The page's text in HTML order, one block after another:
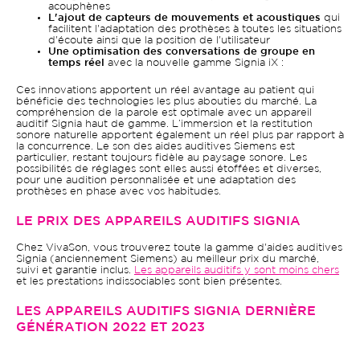
acouphènes
L'ajout de capteurs de mouvements et acoustiques qui
facilitent l'adaptation des prothèses à toutes les situations
d'écoute ainsi que la position de l'utilisateur
Une optimisation des conversations de groupe en
temps réel
avec la nouvelle gamme Signia iX :
Ces innovations apportent un réel avantage au patient qui
bénéficie des technologies les plus abouties du marché. La
compréhension de la parole est optimale avec un appareil
auditif Signia haut de gamme. L’immersion et la restitution
sonore naturelle apportent également un réel plus par rapport à
la concurrence. Le son des aides auditives Siemens est
particulier, restant toujours fidèle au paysage sonore. Les
possibilités de réglages sont elles aussi étoffées et diverses,
pour une audition personnalisée et une adaptation des
prothèses en phase avec vos habitudes.
LE PRIX DES APPAREILS AUDITIFS SIGNIA
Chez VivaSon, vous trouverez toute la gamme d'aides auditives
Signia (anciennement Siemens) au meilleur prix du marché,
suivi et garantie inclus.
Les appareils auditifs y sont moins chers
et les prestations indissociables sont bien présentes.
LES APPAREILS AUDITIFS SIGNIA DERNIÈRE
GÉNÉRATION 2022 ET 2023